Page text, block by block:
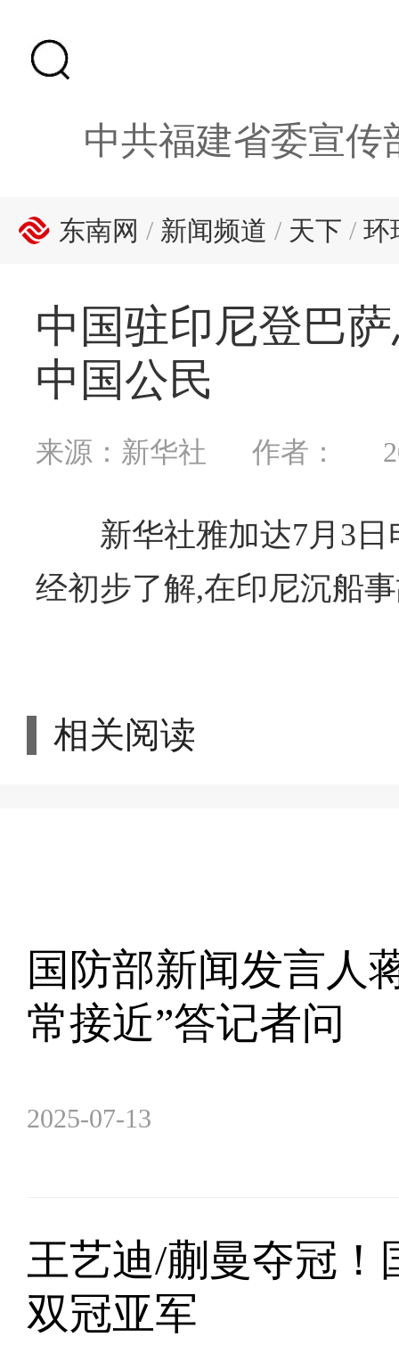
中共福建省委宣传
东南网 / 新闻频道 / 天下 / 环
中国驻印尼登巴
中国公民
来源：新华社 作者：
新华社雅加达7月3
经初步了解,在印尼沉船
相关阅读
国防部新闻发言人
常接近”答记者问
2025-07-13
王艺迪/蒯曼夺冠
双冠亚军